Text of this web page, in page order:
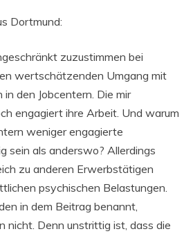
Dortmund:
zuzustimmen bei
wertschätzenden Umgang mit
den Jobcentern. Die mir
engagiert ihre Arbeit. Und warum
weniger engagierte
sein als anderswo? Allerdings
zu anderen Erwerbstätigen
psychischen Belastungen.
in dem Beitrag benannt,
nicht. Denn unstrittig ist, dass die